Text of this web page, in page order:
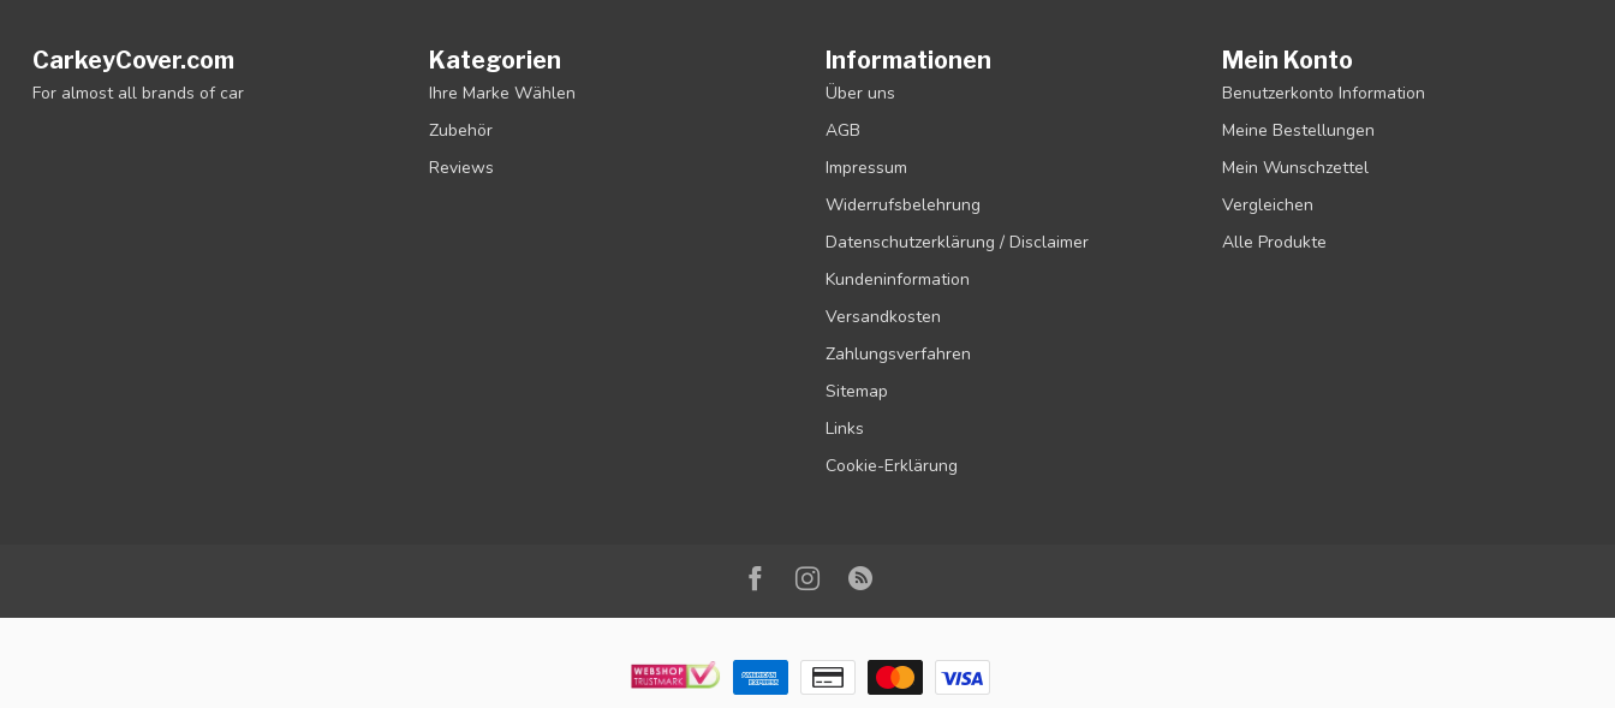
CarkeyCover.com
For almost all brands of car
Kategorien
Ihre Marke Wählen
Zubehör
Reviews
Informationen
Über uns
AGB
Impressum
Widerrufsbelehrung
Datenschutzerklärung / Disclaimer
Kundeninformation
Versandkosten
Zahlungsverfahren
Sitemap
Links
Cookie-Erklärung
Mein Konto
Benutzerkonto Information
Meine Bestellungen
Mein Wunschzettel
Vergleichen
Alle Produkte